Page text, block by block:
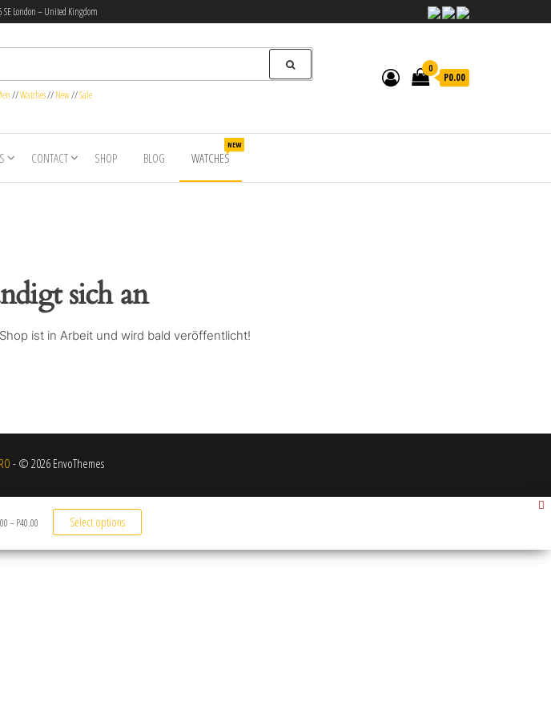
SE London – United Kingdom
//Watches//New//Sale
0
P0.00
CONTACT SHOP BLOG WATCHES
NEW
sich an
ist in Arbeit und wird bald veröffentlicht!
- © 2026 EnvoThemes
–P40.00 Preisspanne: P35.00 bis P40.00
Select options